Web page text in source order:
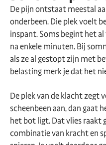
De pijn ontstaat meestal
onderbeen. Die plek voelt
inspant. Soms begint het
na enkele minuten. Bij
als ze al gestopt zijn met
belasting merk je dat het
De plek van de klacht zegt
scheenbeen aan, dan gaat
het bot ligt. Dat vlies raakt
combinatie van kracht en